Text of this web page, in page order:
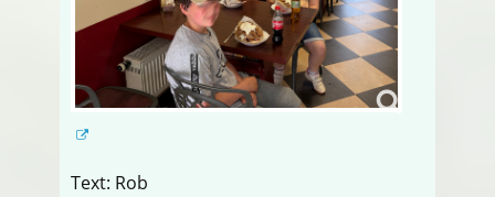
Text: Rob